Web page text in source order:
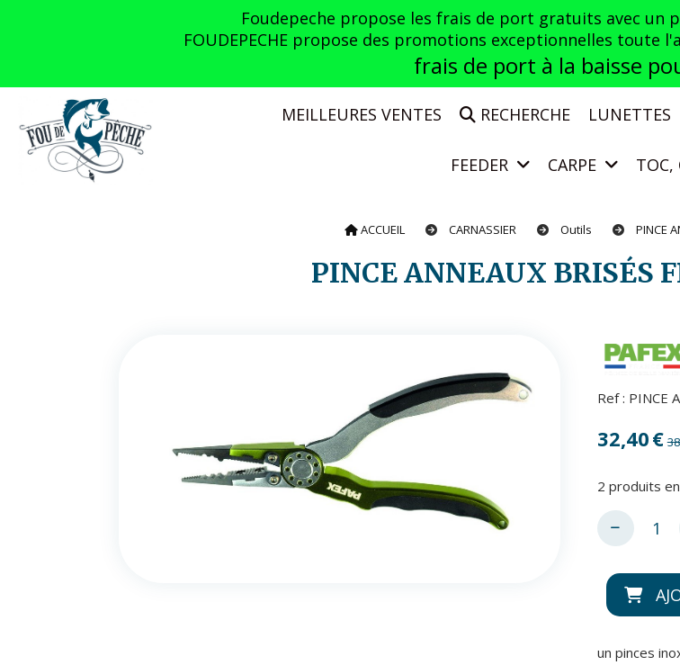
Foudepeche propose les frais de port gratuits avec un
FOUDEPECHE propose des promotions exceptionnelles toute
frais de port à la baisse
MEILLEURES VENTES RECHERCHE LUNETTES
FEEDER CARPE TOC,
ACCUEIL CARNASSIER Outils PINCE
PINCE ANNEAUX BRISÉS
Ref : PINCE
32,40€
2 produits
un pinces